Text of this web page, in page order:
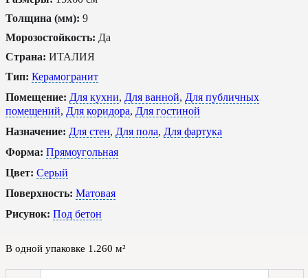
Толщина (мм): 9
Морозостойкость: Да
Страна: ИТАЛИЯ
Тип: Керамогранит
Помещение: Для кухни, Для ванной, Для публичных
помещений, Для коридора, Для гостиной
Назначение: Для стен, Для пола, Для фартука
Форма: Прямоугольная
Цвет: Серый
Поверхность: Матовая
Рисунок: Под бетон
В одной упаковке 1.260 м²